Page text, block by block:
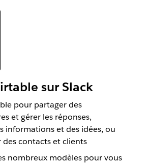
sur Slack
pour partager des
et gérer les réponses,
informations et des idées, ou
des contacts et clients
nombreux modèles pour vous